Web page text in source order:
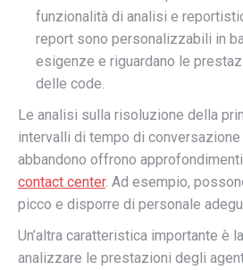
funzionalità di analisi e
report sono personalizzabili in
esigenze e riguardano le
delle code.
Le analisi sulla risoluzione della
intervalli di tempo di
abbandono offrono
contact center. Ad esempio,
picco e disporre di personale
Un’altra caratteristica importante è
analizzare le prestazioni degli